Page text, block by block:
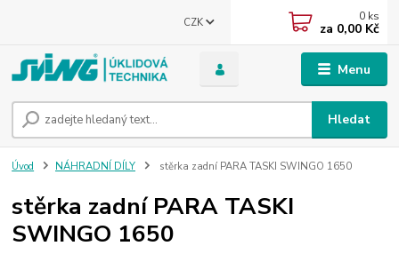
Menu
CZK
Hledat
0 ks
za 0,00 Kč
Úvod NÁHRADNÍ DÍLY stěrka zadní PARA TASKI SWINGO 1650
stěrka zadní PARA TASKI
SWINGO 1650